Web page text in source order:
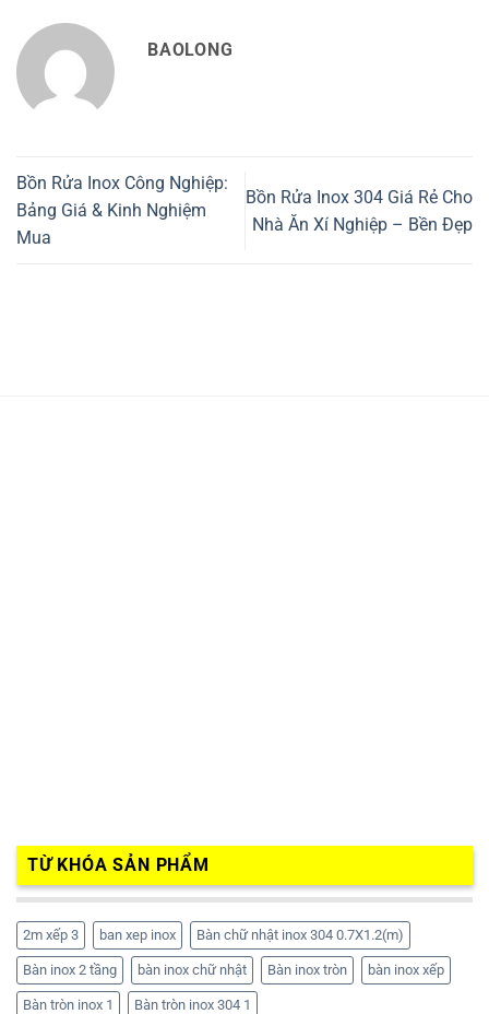
BAOLONG
Bồn Rửa Inox Công Nghiệp:
Bảng Giá & Kinh Nghiệm
Mua
Bồn Rửa Inox 304 Giá Rẻ Cho
Nhà Ăn Xí Nghiệp – Bền Đẹp
TỪ KHÓA SẢN PHẨM
2m xếp 3 ban xep inox Bàn chữ nhật inox 304 0.7X1.2(m)
Bàn inox 2 tầng bàn inox chữ nhật Bàn inox tròn bàn inox xếp
Bàn tròn inox 1 Bàn tròn inox 304 1